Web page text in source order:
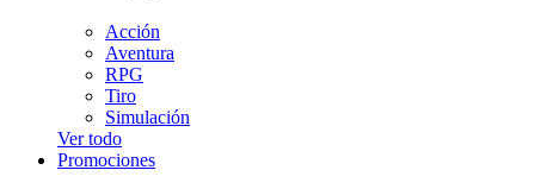
Acción
Aventura
RPG
Tiro
Simulación
Ver todo
Promociones